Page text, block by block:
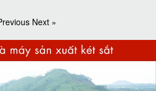
Next »